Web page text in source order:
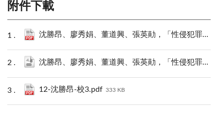
附件下載
沈勝昂、廖秀娟、董道興、張英勛，「性侵犯罪化學去勢的本質與爭議」PDF下載.pdf
沈勝昂、廖秀娟、董道興、張英勛，「性侵犯罪化學去勢的本質與爭議」JSON下載.json
12-沈勝昂-校3.pdf 333 KB